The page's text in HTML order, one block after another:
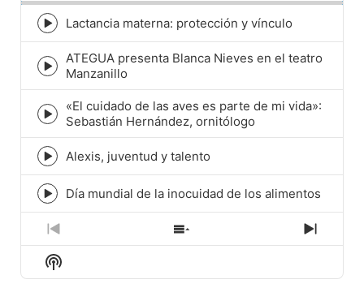
Episode
play
icon
Lactancia materna: protección y vínculo
Episode
play
icon
ATEGUA presenta Blanca Nieves en el teatro
Manzanillo
Episode
play
icon
«El cuidado de las aves es parte de mi vida»:
Sebastián Hernández, ornitólogo
Episode
play
icon
Alexis, juventud y talento
Episode
play
icon
Día mundial de la inocuidad de los alimentos
Previous
Episode
Show
Next
Show
Podcast